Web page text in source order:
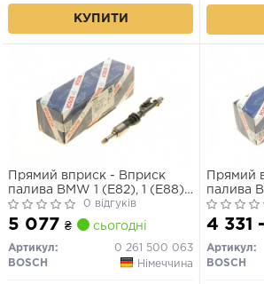
КУПИТИ
Прямий вприск - Вприск
палива BMW 1 (E82), 1 (E88),
3 (E90), 3 (E91), 3 (E92), 3
(E93), 5 (F10), 5 GRAN
TURISMO (F07), X5 (E70), X6
(E71, E72) 3.0 03.06-02.17
0 відгуків
5 077 ₴ сьогодні
Артикул:
0 261 500 063
BOSCH
Німеччина
Прямий
палива
1 (F20), 1
(E90), 3
(E93), 3
GRAN
(F32,
4 331
Артикул:
BOSCH